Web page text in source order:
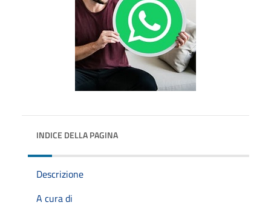
INDICE DELLA PAGINA
Descrizione
A cura di